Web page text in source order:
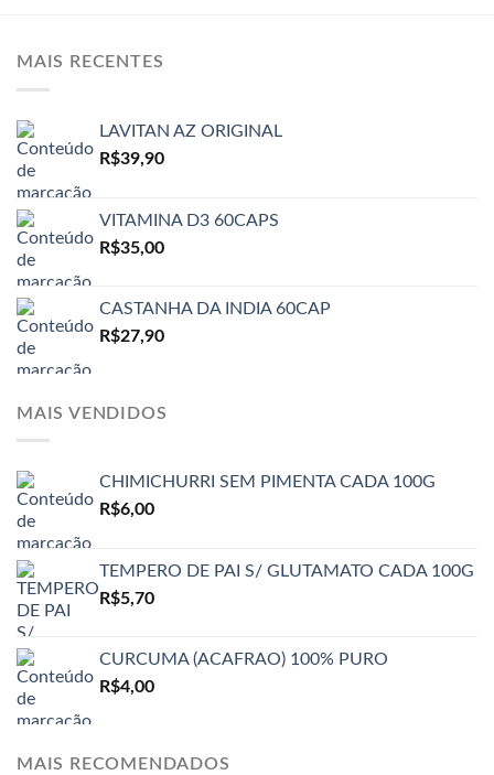
MAIS RECENTES
LAVITAN AZ ORIGINAL
R$39,90
VITAMINA D3 60CAPS
R$35,00
CASTANHA DA INDIA 60CAP
R$27,90
MAIS VENDIDOS
CHIMICHURRI SEM PIMENTA CADA 100G
R$6,00
TEMPERO DE PAI S/ GLUTAMATO CADA 100G
R$5,70
CURCUMA (ACAFRAO) 100% PURO
R$4,00
MAIS RECOMENDADOS